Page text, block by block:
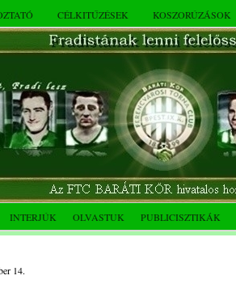
CÉLKITŰZÉSEK KOSZORÚZÁSOK
INTERJÚK OLVASTUK PUBLICISZTIKÁK
14.